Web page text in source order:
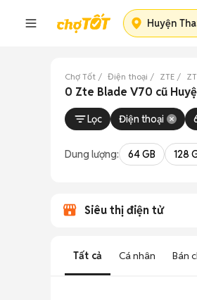
Huyện
Chợ Tốt Điện thoại ZTE
0 Zte Blade V70 cũ
Lọc Điện thoại
Dung lượng: 64 GB 128
Siêu thị điện tử
Tất cả Cá nhân Bán